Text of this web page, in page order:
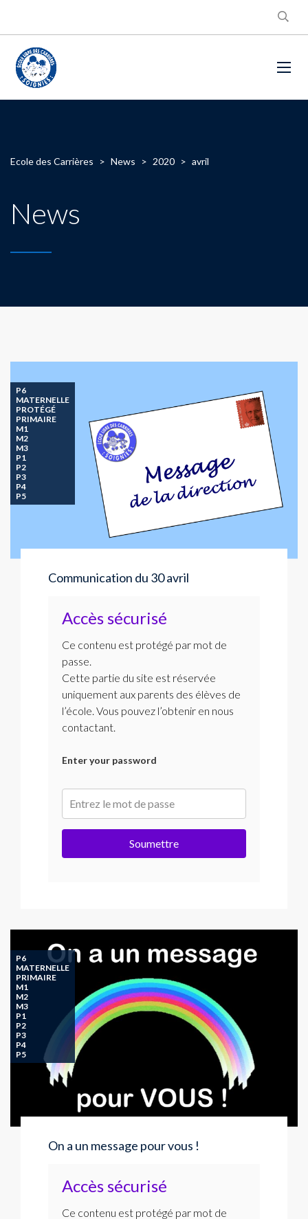
Ecole des Carrières > News > 2020 > avril
News
P6
MATERNELLE
PROTÉGÉ
PRIMAIRE
M1
M2
M3
P1
P2
P3
P4
P5
Communication du 30 avril
Accès sécurisé
Ce contenu est protégé par mot de
passe.
Cette partie du site est réservée
uniquement aux parents des élèves de
l’école. Vous pouvez l’obtenir en nous
contactant.
Enter your password
Soumettre
P6
MATERNELLE
PRIMAIRE
M1
M2
M3
P1
P2
P3
P4
P5
On a un message pour vous !
Accès sécurisé
Ce contenu est protégé par mot de